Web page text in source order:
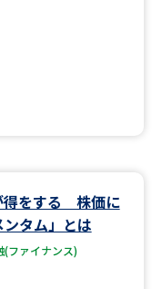
得をする 株価に
タム」とは
(ファイナンス)